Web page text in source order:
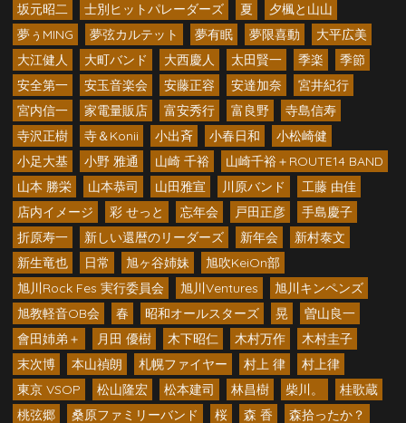
坂元昭二
士別ヒットパレーダーズ 夏
夕楓と山山
夢ぅMING
夢弦カルテット 夢有眠 夢限喜動
大平広美
大江健人
大町バンド 大西慶人 太田賢一 季楽
季節
安全第一
安玉音楽会 安藤正容 安達加奈
宮井紀行
宮内信一
家電量販店 富安秀行 富良野
寺島信寿
寺沢正樹
寺＆Konii 小出斉 小春日和
小松崎健
小足大基
小野 雅通 山崎 千裕
山崎千裕＋ROUTE14 BAND
山本 勝栄
山本恭司 山田雅宣 川原バンド
工藤 由佳
店内イメージ
彩 せっと 忘年会 戸田正彦
手島慶子
折原寿一
新しい還暦のリーダーズ 新年会
新村泰文
新生竜也
日常 旭ヶ谷姉妹
旭吹KeiOn部
旭川Rock Fes 実行委員会
旭川Ventures
旭川キンペンズ
旭教軽音OB会
春 昭和オールスターズ 晃
曽山良一
會田姉弟＋
月田 優樹 木下昭仁 木村万作
木村圭子
末次博
本山禎朗 札幌ファイヤー 村上 律
村上律
東京 VSOP
松山隆宏 松本建司 林昌樹 柴川。
桂歌蔵
桃弦郷
桑原ファミリーバンド 桜 森 香
森拾ったか？